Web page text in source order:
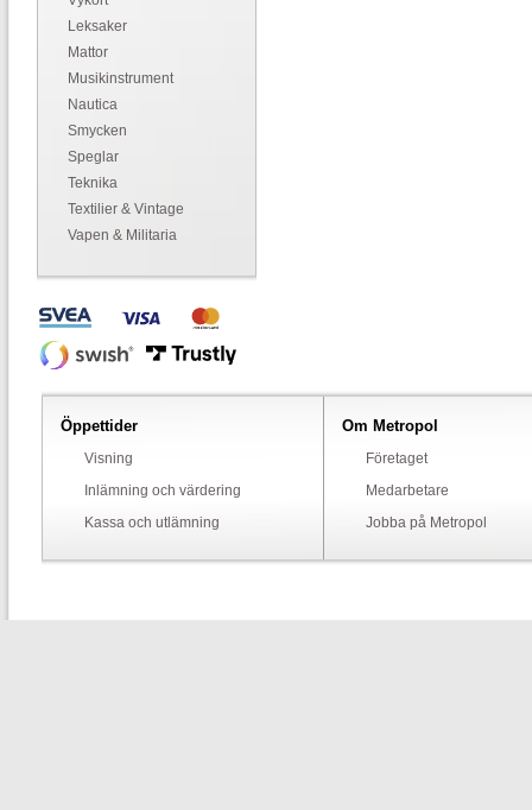
Leksaker
Mattor
Musikinstrument
Nautica
Smycken
Speglar
Teknika
Textilier & Vintage
Vapen & Militaria
Öppettider
Visning
Inlämning och värdering
Kassa och utlämning
Om Metropol
Företaget
Medarbetare
Jobba på Metropol